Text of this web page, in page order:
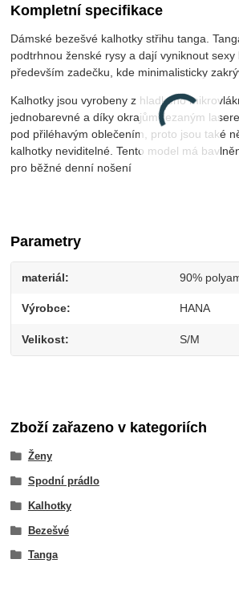
Kompletní specifikace
Dámské bezešvé kalhotky střihu tanga.
podtrhnou ženské rysy a dají vyniknout sexy
především zadečku, kde minimalisticky
Kalhotky jsou vyrobeny z hladkého
jednobarevné a díky okrajům řezaným
pod přiléhavým oblečením, proto jsou také
kalhotky neviditelné. Tento model má
pro běžné denní nošení
Parametry
materiál 90%
Výrobce HANA
Velikost S/M
Zboží zařazeno v kategoriích
Ženy
Spodní prádlo
Kalhotky
Bezešvé
Tanga